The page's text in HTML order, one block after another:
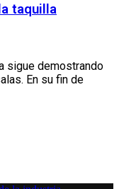
taquilla
sigue demostrando
En su fin de